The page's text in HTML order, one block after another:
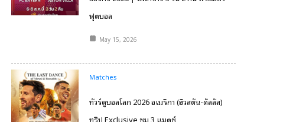
ฟุตบอล
May 15, 2026
Matches
ทัวร์ดูบอลโลก 2026 อเมริกา (ฮิวสตัน-ดัลลัส)
ทริป Exclusive ชม 3 แมตช์